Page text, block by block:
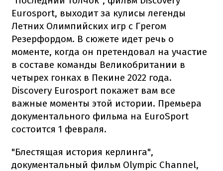
Eurosport, выходит за кулисы легенды
Летних Олимпийских игр с Грегом
Резерфордом. В сюжете идет речь о
моменте, когда он претендовал на участие
в составе команды Великобритании в
четырех гонках в Пекине 2022 года.
Discovery Eurosport покажет вам все
важные моменты этой истории. Премьера
документального фильма на EuroSport
состоится 1 февраля.
"Блестящая история керлинга",
документальный фильм Olympic Channel,